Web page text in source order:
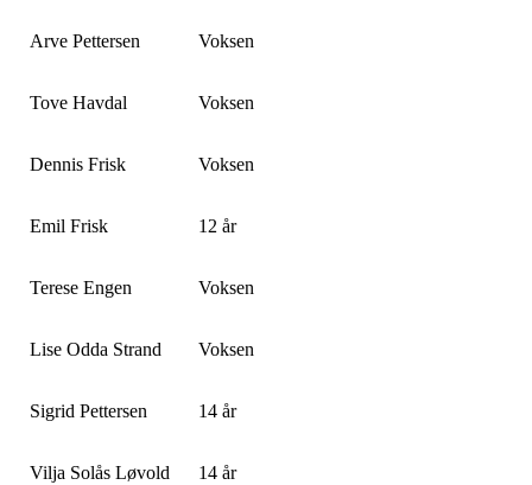
Arve Pettersen Voksen
Tove Havdal Voksen
Dennis Frisk Voksen
Emil Frisk 12 år
Terese Engen Voksen
Lise Odda Strand Voksen
Sigrid Pettersen 14 år
Vilja Solås Løvold 14 år